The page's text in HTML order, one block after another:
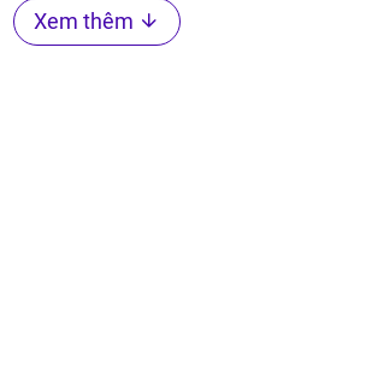
Xem thêm